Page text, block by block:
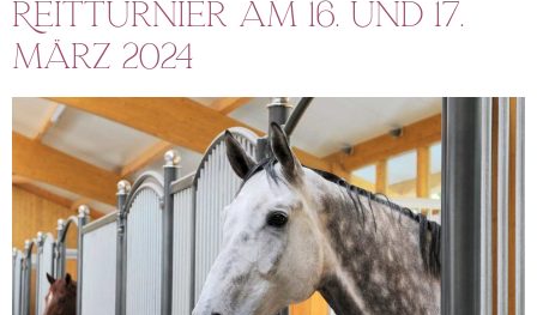
Reitturnier am 16. und 17.
März 2024